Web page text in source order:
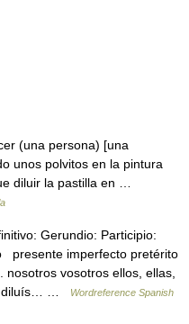
(una persona) [una
unos polvitos en la pintura
diluir la pastilla en …
Gerundio: Participio:
imperfecto pretérito
vosotros ellos, ellas,
diluís… …
Wordreference Spanish